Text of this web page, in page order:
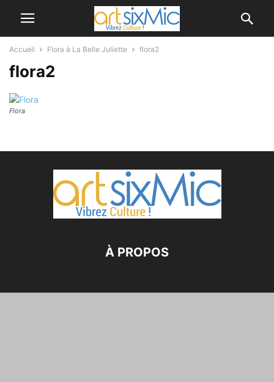
Accueil Flora à La Belle Juliette flora2
flora2
Flora
À PROPOS